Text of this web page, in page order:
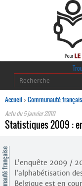
Accueil>Communauté
Actu du5 janvier 2010
Statistiques 2009 :
L’enquête 2009 /
l’alphabétisation
Belgique est en